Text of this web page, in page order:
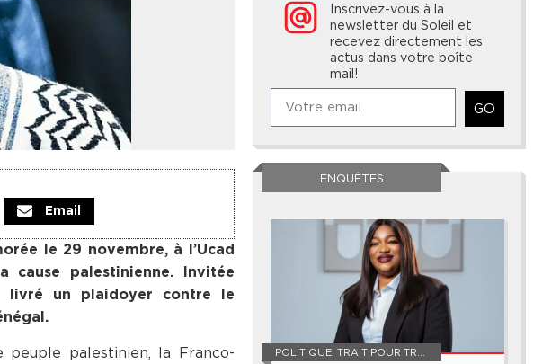
Email
le 29 novembre, à l’Ucad
cause palestinienne. Invitée
a livré un plaidoyer contre le
palestinien, la Franco-
Inscrivez-vous à la
newsletter du Soleil et
recevez directement les
actus dans votre boîte
mail!
GO
ENQUÊTES
POLITIQUE, TRAIT POUR TRAIT